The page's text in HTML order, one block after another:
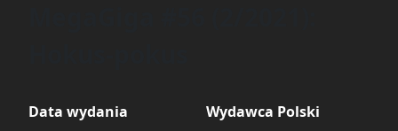
Data wydania
Wydawca Polski